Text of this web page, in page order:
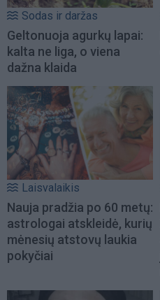
Sodas ir daržas
Geltonuoja agurkų lapai:
kalta ne liga, o viena
dažna klaida
Laisvalaikis
Nauja pradžia po 60 metų:
astrologai atskleidė, kurių
mėnesių atstovų laukia
pokyčiai